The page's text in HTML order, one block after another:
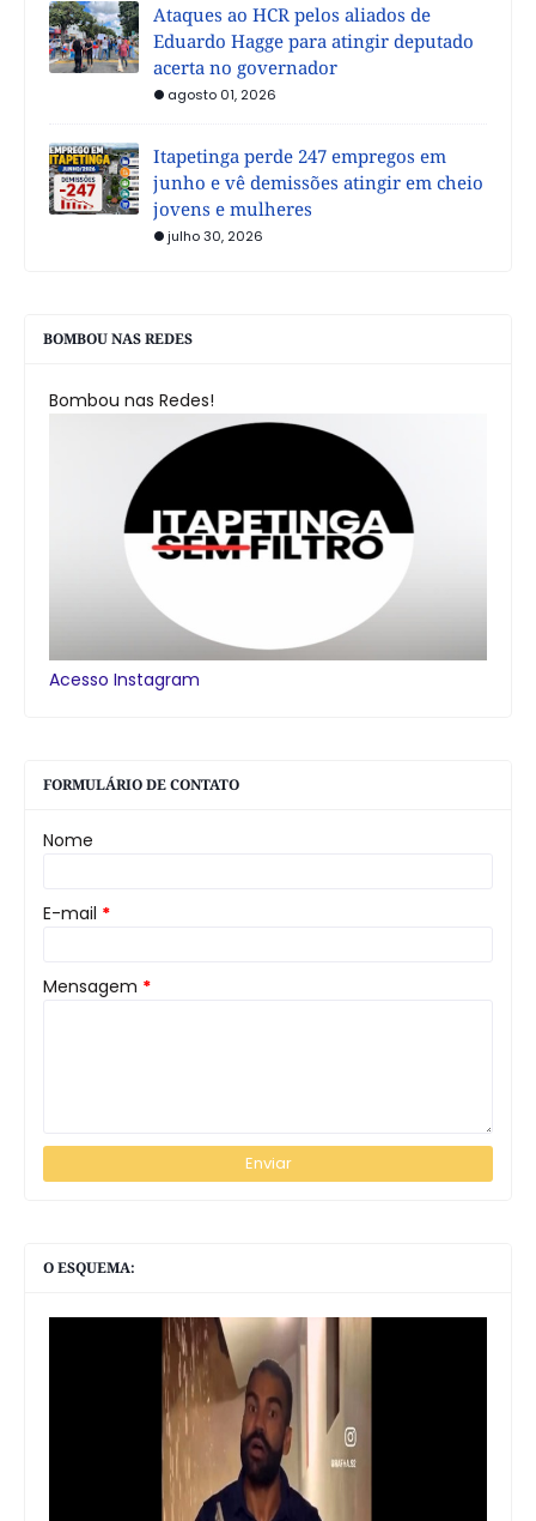
Ataques ao HCR pelos aliados de
Eduardo Hagge para atingir deputado
acerta no governador
agosto 01, 2026
Itapetinga perde 247 empregos em
junho e vê demissões atingir em cheio
jovens e mulheres
julho 30, 2026
BOMBOU NAS REDES
Bombou nas Redes!
Acesso Instagram
FORMULÁRIO DE CONTATO
Nome
E-mail *
Mensagem *
O ESQUEMA: